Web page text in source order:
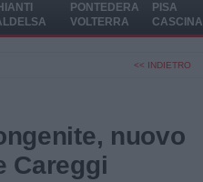
PONTEDERA
VOLTERRA
PISA
CASCINA
<< INDIETRO
nuovo
Careggi